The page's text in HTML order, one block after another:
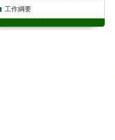
工作綱要